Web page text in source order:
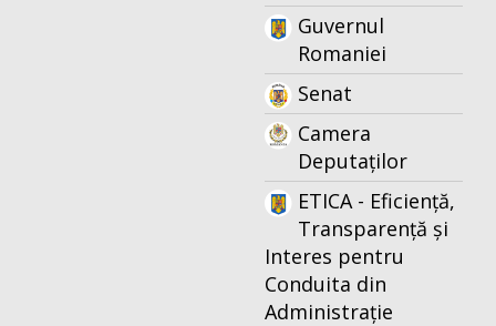
Guvernul
Romaniei
Senat
Camera
Deputaților
ETICA - Eficiență,
Transparență și
Interes pentru
Conduita din
Administrație